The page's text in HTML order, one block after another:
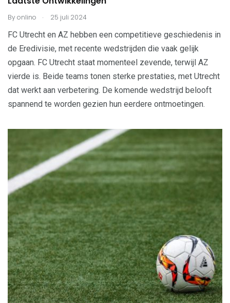
Byonlino . 25 juli 2024
FC Utrecht en AZ hebben een competitieve geschiedenis in
de Eredivisie, met recente wedstrijden die vaak gelijk
opgaan. FC Utrecht staat momenteel zevende, terwijl AZ
vierde is. Beide teams tonen sterke prestaties, met Utrecht
dat werkt aan verbetering. De komende wedstrijd belooft
spannend te worden gezien hun eerdere ontmoetingen.